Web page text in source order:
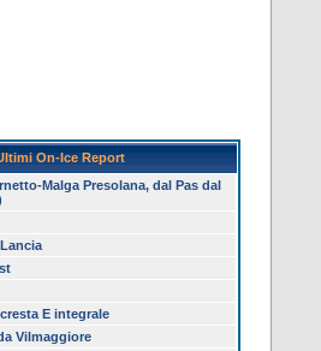
On-Ice Report
Malga Presolana, dal Pas dal
E integrale
Vilmaggiore